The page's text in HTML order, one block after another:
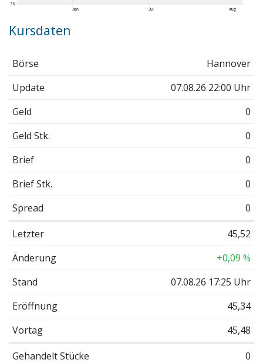
Kursdaten
Börse
Hannover
Update
07.08.26 22:00 Uhr
Geld
0
Geld Stk.
0
Brief
0
Brief Stk.
0
Spread
0
Letzter
45,52
Änderung
+0,09 %
Stand
07.08.26 17:25 Uhr
Eröffnung
45,34
Vortag
45,48
Gehandelt Stücke
0